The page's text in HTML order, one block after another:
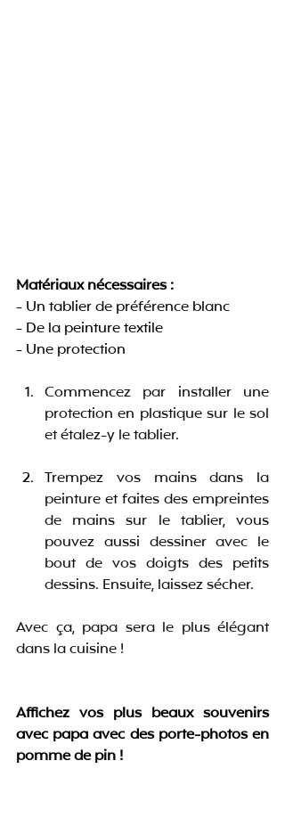
Matériaux nécessaires :
- Un tablier de préférence blanc
- De la peinture textile
- Une protection
Commencez par installer une
protection en plastique sur le sol
et étalez-y le tablier.
Trempez vos mains dans la
peinture et faites des empreintes
de mains sur le tablier, vous
pouvez aussi dessiner avec le
bout de vos doigts des petits
dessins. Ensuite, laissez sécher.
Avec ça, papa sera le plus élégant
dans la cuisine !
Affichez vos plus beaux souvenirs
avec papa avec des porte-photos en
pomme de pin !